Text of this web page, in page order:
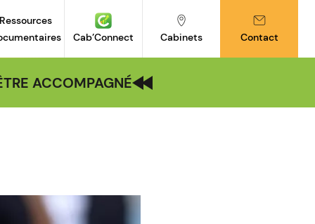
Ressources
Cab’Connect Cabinets Contact
ACCOMPAGNÉ